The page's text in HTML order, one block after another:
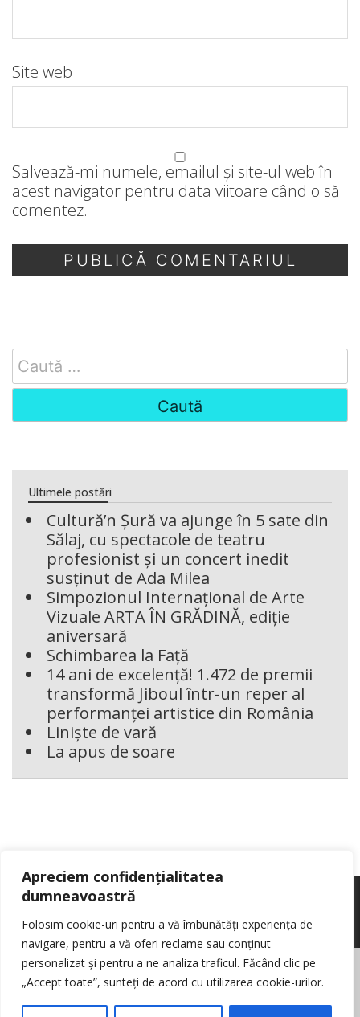
Apreciem confidențialitatea
dumneavoastră
Folosim cookie-uri pentru a vă îmbunătăți experiența de
navigare, pentru a vă oferi reclame sau conținut
personalizat și pentru a ne analiza traficul. Făcând clic pe
„Accept toate”, sunteți de acord cu utilizarea cookie-urilor.
Site web
Salvează-mi numele, emailul și site-ul web în
acest navigator pentru data viitoare când o să
comentez.
Search
for:
Ultimele postări
Cultură’n Șură va ajunge în 5 sate din
Sălaj, cu spectacole de teatru
profesionist și un concert inedit
susținut de Ada Milea
Simpozionul Internațional de Arte
Vizuale ARTA ÎN GRĂDINĂ, ediție
aniversară
Schimbarea la Față
14 ani de excelență! 1.472 de premii
transformă Jiboul într-un reper al
performanței artistice din România
Liniște de vară
La apus de soare
© Reporter pur si simplu
Politica de cookie-
uri
Nota de informare cu privire la prelucrarea de date personale